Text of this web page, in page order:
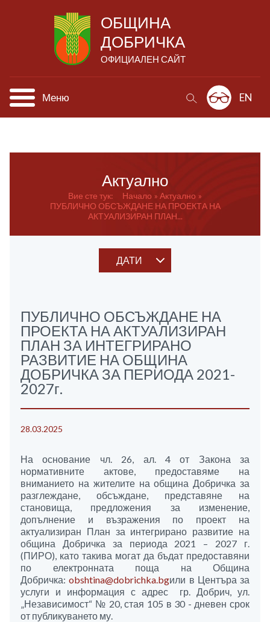
ОБЩИНА
ДОБРИЧКА
ОФИЦИАЛЕН САЙТ
Меню EN
Актуално
Вие сте тук: Начало
Актуално
ПУБЛИЧНО ОБСЪЖДАНЕ НА ПРОЕКТА НА
АКТУАЛИЗИРАН ПЛАН...
ДАТИ
ПУБЛИЧНО ОБСЪЖДАНЕ НА
ПРОЕКТА НА АКТУАЛИЗИРАН
ПЛАН ЗА ИНТЕГРИРАНО
РАЗВИТИЕ НА ОБЩИНА
ДОБРИЧКА ЗА ПЕРИОДА 2021-
2027г.
28.03.2025
На основание чл. 26, ал. 4 от Закона за
нормативните актове, предоставяме на
вниманието на жителите на община Добричка за
разглеждане, обсъждане, представяне на
становища, предложения за изменение,
допълнение и възражения по проект на
актуализиран План за интегрирано развитие на
община Добричка за периода 2021 – 2027 г.
(ПИРО), като такива могат да бъдат предоставяни
по електронната поща на Община
Добричка:obshtina@dobrichka.bgили в Центъра за
услуги и информация с адрес гр. Добрич, ул.
„Независимост“ № 20, стая 105 в 30 - дневен срок
от публикуването му.